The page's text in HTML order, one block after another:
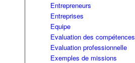
Entrepreneurs
Entreprises
Equipe
Evaluation des compétences
Evaluation professionnelle
Exemples de missions